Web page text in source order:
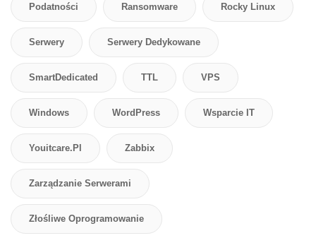
Podatności Ransomware Rocky Linux
Serwery Serwery Dedykowane
SmartDedicated TTL VPS
Windows WordPress Wsparcie IT
Youitcare.pl Zabbix
Zarządzanie Serwerami
Złośliwe Oprogramowanie